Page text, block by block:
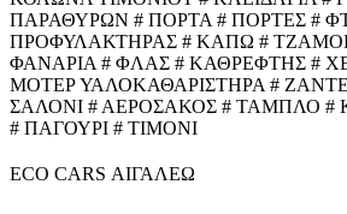
ΠΑΡΑΘΥΡΩΝ # ΠΟΡΤΑ # ΠΟΡΤΕΣ #
ΠΡΟΦΥΛΑΚΤΗΡΑΣ # ΚΑΠΩ #
ΦΑΝΑΡΙΑ # ΦΛΑΣ # ΚΑΘΡΕΦΤΗΣ #
ΜΟΤΕΡ ΥΑΛΟΚΑΘΑΡΙΣΤΗΡΑ #
ΣΑΛΟΝΙ # ΑΕΡΟΣΑΚΟΣ # ΤΑΜΠΛΟ #
# ΠΑΓΟΥΡΙ # ΤΙΜΟΝΙ
ECO CARS ΑΙΓΑΛΕΩ